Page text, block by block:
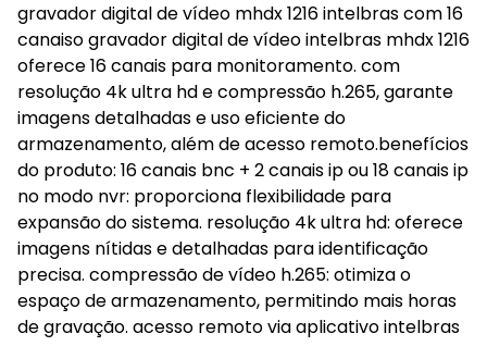
gravador digital de vídeo mhdx 1216 intelbras com 16
canaiso gravador digital de vídeo intelbras mhdx 1216
oferece 16 canais para monitoramento. com
resolução 4k ultra hd e compressão h.265, garante
imagens detalhadas e uso eficiente do
armazenamento, além de acesso remoto.benefícios
do produto: 16 canais bnc + 2 canais ip ou 18 canais ip
no modo nvr: proporciona flexibilidade para
expansão do sistema. resolução 4k ultra hd: oferece
imagens nítidas e detalhadas para identificação
precisa. compressão de vídeo h.265: otimiza o
espaço de armazenamento, permitindo mais horas
de gravação. acesso remoto via aplicativo intelbras